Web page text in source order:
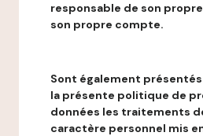
responsable de son
son propre compte.
Sont également
la présente politique de
données les traitements
caractère personnel mis